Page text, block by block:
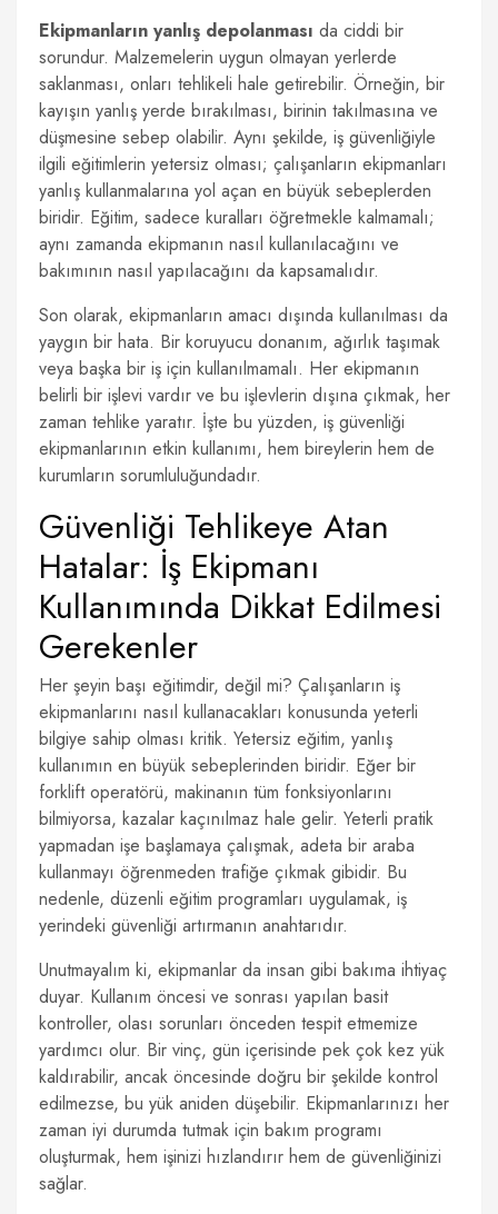
Ekipmanların yanlış depolanması da ciddi bir
sorundur. Malzemelerin uygun olmayan yerlerde
saklanması, onları tehlikeli hale getirebilir. Örneğin, bir
kayışın yanlış yerde bırakılması, birinin takılmasına ve
düşmesine sebep olabilir. Aynı şekilde, iş güvenliğiyle
ilgili eğitimlerin yetersiz olması; çalışanların ekipmanları
yanlış kullanmalarına yol açan en büyük sebeplerden
biridir. Eğitim, sadece kuralları öğretmekle kalmamalı;
aynı zamanda ekipmanın nasıl kullanılacağını ve
bakımının nasıl yapılacağını da kapsamalıdır.
Son olarak, ekipmanların amacı dışında kullanılması da
yaygın bir hata. Bir koruyucu donanım, ağırlık taşımak
veya başka bir iş için kullanılmamalı. Her ekipmanın
belirli bir işlevi vardır ve bu işlevlerin dışına çıkmak, her
zaman tehlike yaratır. İşte bu yüzden, iş güvenliği
ekipmanlarının etkin kullanımı, hem bireylerin hem de
kurumların sorumluluğundadır.
Güvenliği Tehlikeye Atan
Hatalar: İş Ekipmanı
Kullanımında Dikkat Edilmesi
Gerekenler
Her şeyin başı eğitimdir, değil mi? Çalışanların iş
ekipmanlarını nasıl kullanacakları konusunda yeterli
bilgiye sahip olması kritik. Yetersiz eğitim, yanlış
kullanımın en büyük sebeplerinden biridir. Eğer bir
forklift operatörü, makinanın tüm fonksiyonlarını
bilmiyorsa, kazalar kaçınılmaz hale gelir. Yeterli pratik
yapmadan işe başlamaya çalışmak, adeta bir araba
kullanmayı öğrenmeden trafiğe çıkmak gibidir. Bu
nedenle, düzenli eğitim programları uygulamak, iş
yerindeki güvenliği artırmanın anahtarıdır.
Unutmayalım ki, ekipmanlar da insan gibi bakıma ihtiyaç
duyar. Kullanım öncesi ve sonrası yapılan basit
kontroller, olası sorunları önceden tespit etmemize
yardımcı olur. Bir vinç, gün içerisinde pek çok kez yük
kaldırabilir, ancak öncesinde doğru bir şekilde kontrol
edilmezse, bu yük aniden düşebilir. Ekipmanlarınızı her
zaman iyi durumda tutmak için bakım programı
oluşturmak, hem işinizi hızlandırır hem de güvenliğinizi
sağlar.